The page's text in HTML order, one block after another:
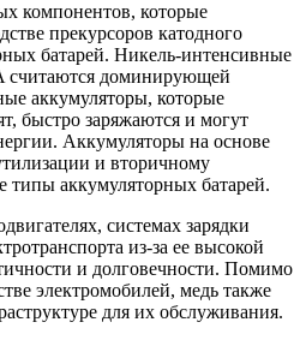
компонентов, которые
прекурсоров катодного
батарей. Никель-интенсивные
считаются доминирующей
аккумуляторы, которые
быстро заряжаются и могут
Аккумуляторы на основе
и вторичному
типы аккумуляторных батарей.
системах зарядки
из-за ее высокой
и долговечности. Помимо
электромобилей, медь также
для их обслуживания.